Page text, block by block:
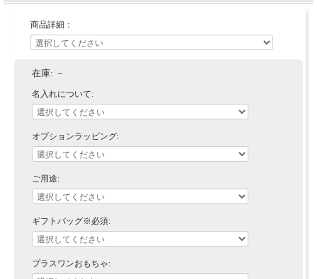
商品詳細：
在庫: －
名入れについて:
オプションラッピング:
ご用途:
ギフトバッグ※必須:
プラスワンおもちゃ: